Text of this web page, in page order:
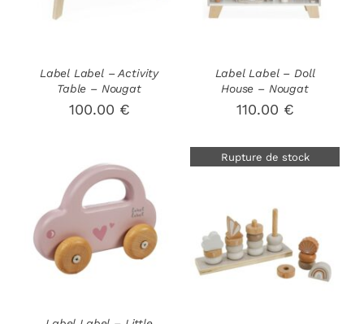
Label Label – Activity
Table – Nougat
100.00 €
Label Label – Doll
House – Nougat
110.00 €
AJOUTER AU
PANIER
DÉTAILS
Rupture de stock
DÉTAILS